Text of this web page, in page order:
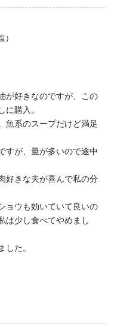
が好きなのですが、この
購入。
魚系のスープだけど満足
すが、量が多いので途中
好きな夫が喜んで私の分
ョウも効いていて良いの
は少し食べてやめまし
た。